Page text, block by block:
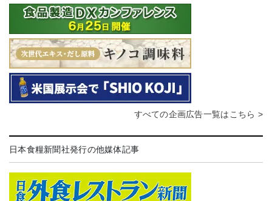
すべての企画広告一覧はこちら >
日本食糧新聞社発行の他媒体記事